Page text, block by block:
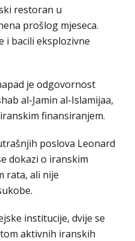
restoran u
prošlog mjeseca.
i bacili eksplozivne
je odgovornost
al-Jamin al-Islamijaa,
finansiranjem.
poslova Leonard
dokazi o iranskim
rata, ali nije
institucije, dvije se
aktivnih iranskih